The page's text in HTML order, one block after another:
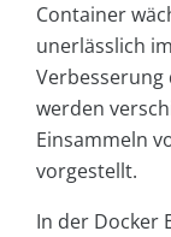
Container
unerlässlich
Verbesserung
werden
Einsammeln
vorgestellt.
In der Docker